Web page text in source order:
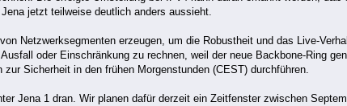
jetzt teilweise deutlich anders aussieht.
Netzwerksegmenten erzeugen, um die Robustheit und das Live-
oder Einschränkung zu rechnen, weil der neue Backbone-Ring
Sicherheit in den frühen Morgenstunden (CEST) durchführen.
Jena 1 dran. Wir planen dafür derzeit ein Zeitfenster zwischen